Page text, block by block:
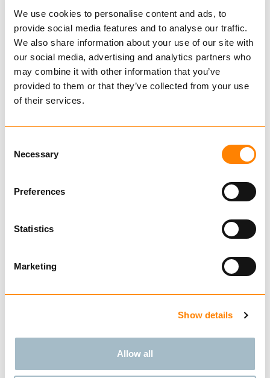
We use cookies to personalise content and ads, to
provide social media features and to analyse our traffic.
We also share information about your use of our site with
our social media, advertising and analytics partners who
may combine it with other information that you’ve
provided to them or that they’ve collected from your use
of their services.
Selection
Necessary
Preferences
Statistics
Marketing
Show details
Allow all
KJØP
Sammenligne
Sammenligne
IGLAND FLH 95
fra kr 25 480,00Ekskl. mva